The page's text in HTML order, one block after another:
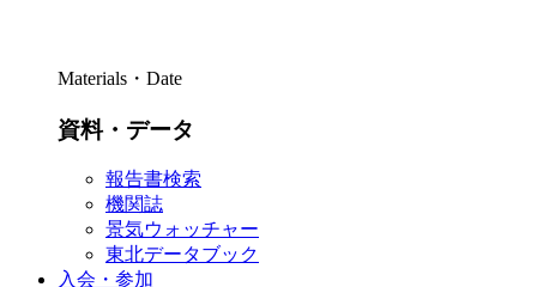
Materials・Date
資料・データ
報告書検索
機関誌
景気ウォッチャー
東北データブック
入会・参加